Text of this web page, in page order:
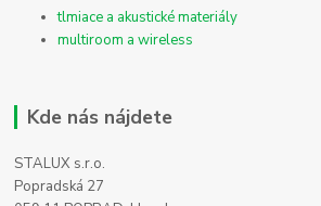
tlmiace a akustické materiály
multiroom a wireless
Kde nás nájdete
STALUX s.r.o.
Popradská 27